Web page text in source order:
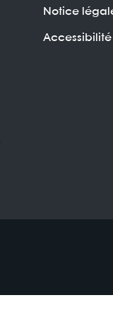
Notice
Accessibilité